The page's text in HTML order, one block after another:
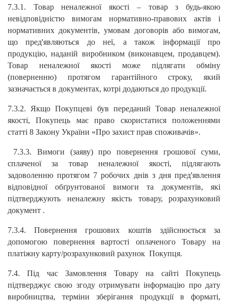
7.3.1. Товар неналежної якості – товар з будь-якою
невідповідністю вимогам нормативно-правових актів і
нормативних документів, умовам договорів або вимогам,
що пред'являються до неї, а також інформації про
продукцію, наданій виробником (виконавцем, продавцем).
Товар неналежної якості може підлягати обміну
(поверненню) протягом гарантійного строку, який
зазначається в документах, котрі додаються до продукції.
7.3.2. Якщо Покупцеві був переданий Товар неналежної
якості, Покупець має право скористатися положеннями
статті 8 Закону України «Про захист прав споживачів».
7.3.3. Вимоги (заяву) про повернення грошової суми,
сплаченої за товар неналежної якості, підлягають
задоволенню протягом 7 робочих днів з дня пред'явлення
відповідної обґрунтованої вимоги та документів, які
підтверджують неналежну якість товару,
розрахунковий
документ .
7.3.4. Повернення грошових коштів здійснюється за
допомогою повернення вартості оплаченого Товару на
платіжну карту/розрахунковий рахунок Покупця.
7.4. Під час Замовлення Товару на сайті Покупець
підтверджує свою згоду отримувати інформацію про дату
виробництва, терміни зберігання продукції в форматі,